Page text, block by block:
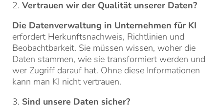
2. Vertrauen wir der Qualität unserer Daten?
Die Datenverwaltung in Unternehmen für KI
erfordert Herkunftsnachweis, Richtlinien und
Beobachtbarkeit. Sie müssen wissen, woher die
Daten stammen, wie sie transformiert werden und
wer Zugriff darauf hat. Ohne diese Informationen
kann man KI nicht vertrauen.
3. Sind unsere Daten sicher?